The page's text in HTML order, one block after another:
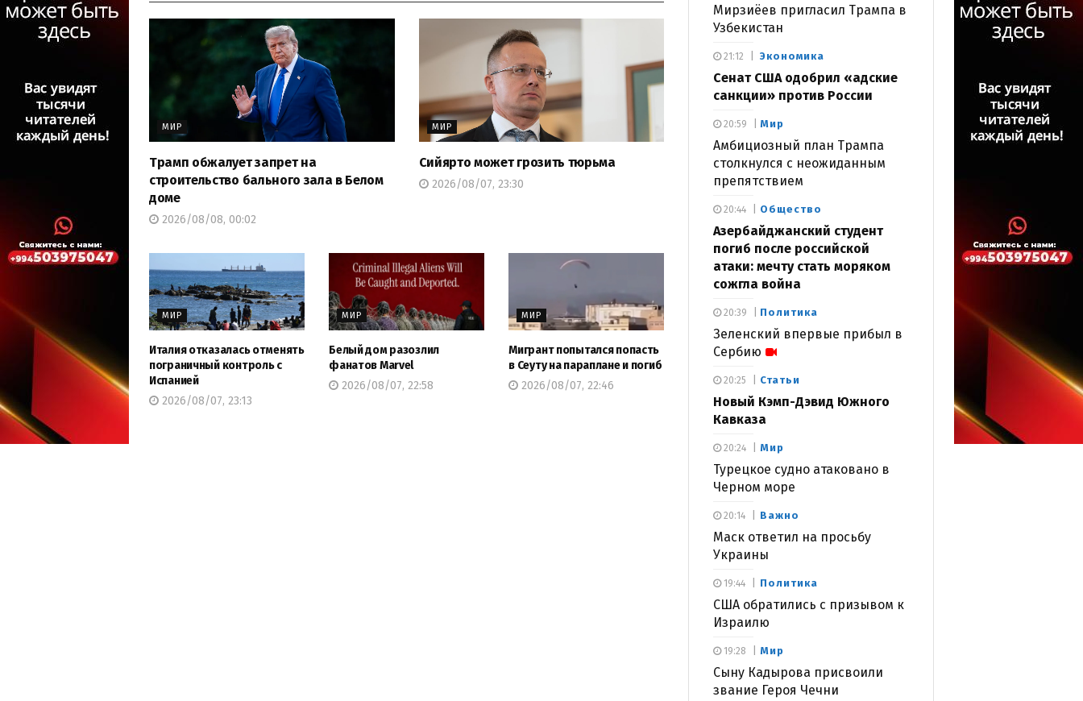
МИР
Трамп обжалует запрет на
строительство бального зала в Белом
доме
2026/08/08, 00:02
МИР
Сийярто может грозить тюрьма
2026/08/07, 23:30
МИР
Италия отказалась отменять
пограничный контроль с
Испанией
2026/08/07, 23:13
МИР
Белый дом разозлил
фанатов Marvel
2026/08/07, 22:58
МИР
Мигрант попытался попасть
в Сеуту на параплане и погиб
2026/08/07, 22:46
Мирзиёев пригласил Трампа в
Узбекистан
Экономика
Сенат США одобрил «адские
санкции» против России
21:12
Мир
Амбициозный план Трампа
столкнулся с неожиданным
препятствием
20:59
Общество
Азербайджанский студент
погиб после российской
атаки: мечту стать моряком
сожгла война
20:44
Политика
Зеленский впервые прибыл в
Сербию
20:39
Статьи
Новый Кэмп-Дэвид Южного
Кавказа
20:25
Мир
Турецкое судно атаковано в
Черном море
20:24
Важно
Маск ответил на просьбу
Украины
20:14
Политика
США обратились с призывом к
Израилю
19:44
Мир
Сыну Кадырова присвоили
звание Героя Чечни
19:28